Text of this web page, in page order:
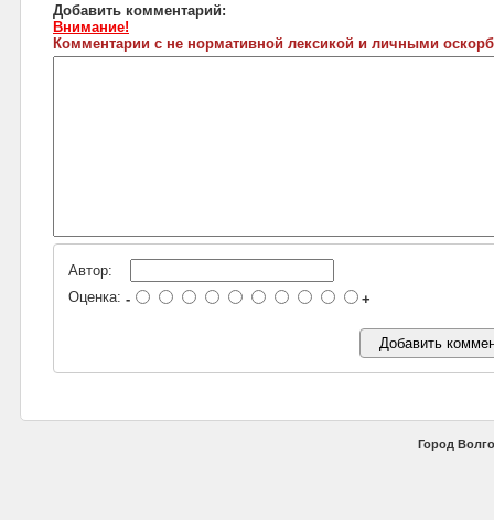
Добавить комментарий:
Внимание!
Комментарии с не нормативной лексикой и личными
Автор:
Оценка: - +
Город